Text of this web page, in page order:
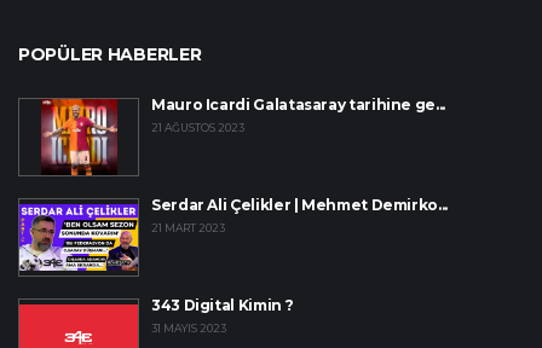
POPÜLER HABERLER
Mauro Icardi Galatasaray tarihine ge...
21 AĞUSTOS 2023
Serdar Ali Çelikler | Mehmet Demirko...
21 MART 2023
343 Digital Kimin ?
31 MAYIS 2023